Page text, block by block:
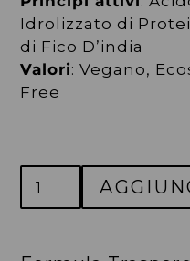
Idrolizzato di
di Fico D’india
Valori: Vegano,
Free